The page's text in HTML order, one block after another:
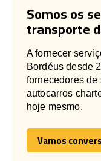
Somos os
transporte
A fornecer
Bordéus desde
fornecedores
autocarros
hoje mesmo.
Vamos
Vamos